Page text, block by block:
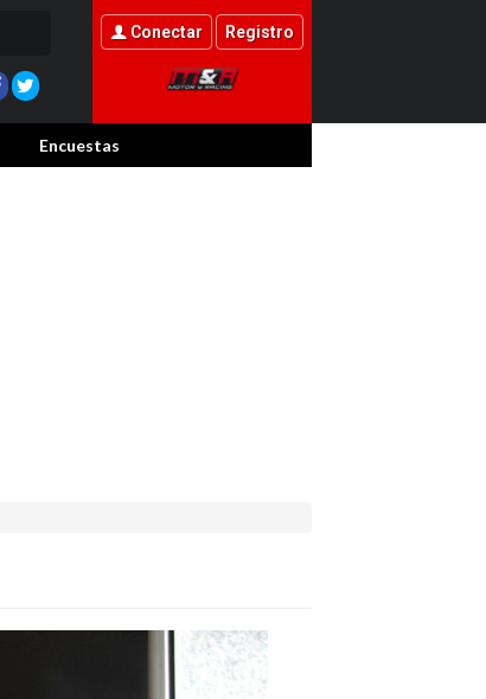
Conectar Registro
Encuestas